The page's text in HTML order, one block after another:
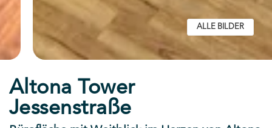
ALLE BILDER
Altona Tower
Jessenstraße